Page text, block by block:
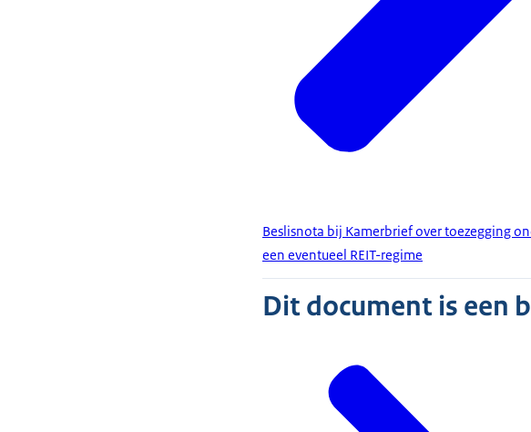
Beslisnota bij Kamerbrief over toezegging
een eventueel REIT-regime
Dit document is een